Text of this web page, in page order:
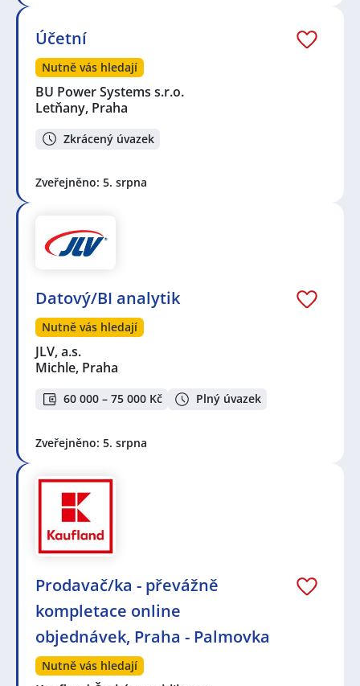
Účetní
Nutně vás hledají
BU Power Systems s.r.o.
Letňany, Praha
Zkrácený úvazek
Zveřejněno: 5. srpna
Datový/BI analytik
Nutně vás hledají
JLV, a.s.
Michle, Praha
60 000 – 75 000 Kč Plný úvazek
Zveřejněno: 5. srpna
Prodavač/ka - převážně
kompletace online
objednávek, Praha - Palmovka
Nutně vás hledají